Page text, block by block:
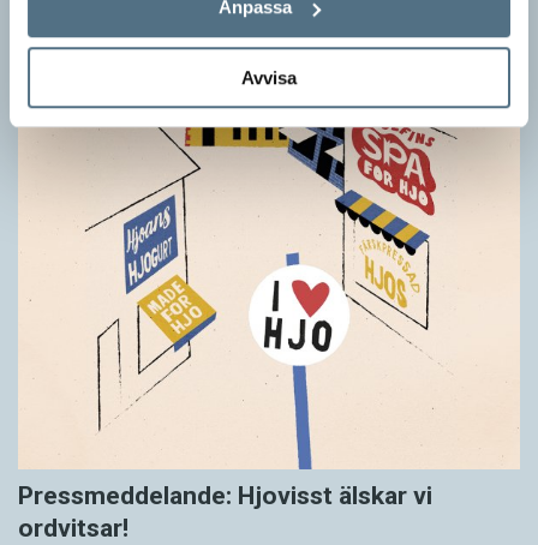
Anpassa
Avvisa
Pressmeddelande: Hjovisst älskar vi
ordvitsar!